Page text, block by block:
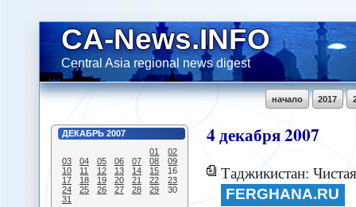
CA-News.INFO
Central Asia regional news digest
2017
начало
ДЕКАБРЬ 2007
01
02
03
04 05 06 07 08
09
10
11 12 13 14 15
16
17
18 19 20 21 22
23
24
25 26 27 28 29
30
31
4декабря2007
Таджикистан: Чистая вода
FERGHANA.RU